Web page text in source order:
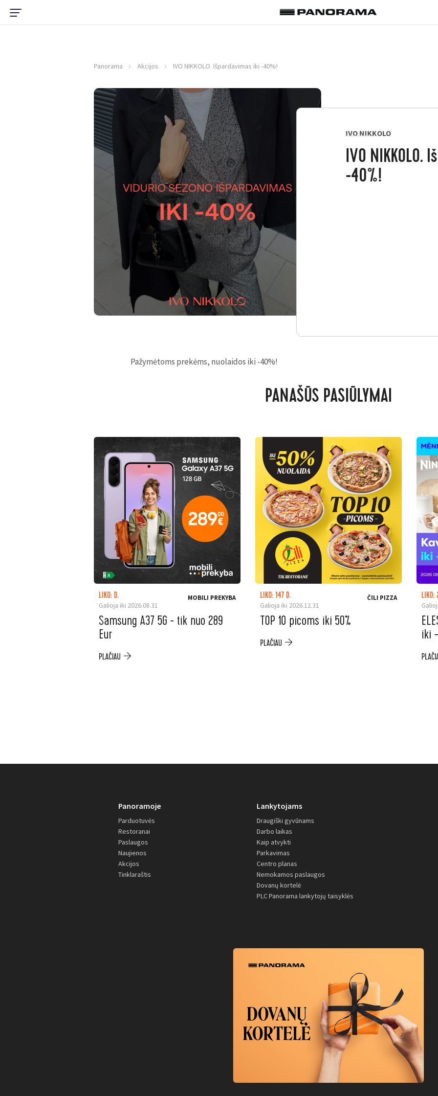
Panorama Akcijos IVO NIKKOLO. Išpardavimas iki -40%!
IVO NIKKOLO
IVO NIKKOLO.
-40%!
Pažymėtoms prekėms, nuolaidos iki -40%!
PANAŠŪS PASIŪLYMAI
LIKO: D.
Galioja iki 2026.08.31
MOBILI PREKYBA
Samsung A37 5G - tik nuo 289
Eur
PLAČIAU
LIKO: 147 D.
Galioja iki 2026.12.31
ČILI PIZZA
TOP 10 picoms iki 50%
PLAČIAU
LIKO:
iki
Panoramoje
Parduotuvės
Restoranai
Paslaugos
Naujienos
Akcijos
Tinklaraštis
Lankytojams
Draugiški gyvūnams
Darbo laikas
Kaip atvykti
Parkavimas
Centro planas
Nemokamos paslaugos
Dovanų kortelė
PLC Panorama lankytojų taisyklės